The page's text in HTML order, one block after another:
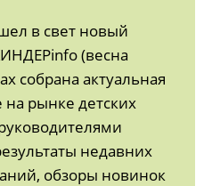
в свет новый
(весна
собрана актуальная
рынке детских
недавних
обзоры новинок